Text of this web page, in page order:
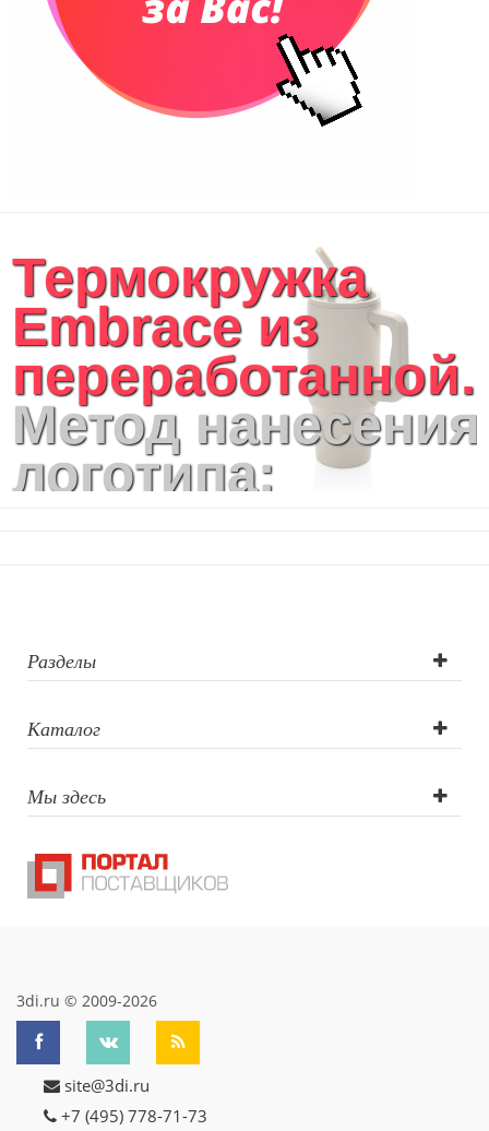
Термокружка
Embrace из
Метод нанесения
логотипа:
круговая
гравировка 360°
Разделы
Каталог
Мы здесь
3di.ru © 2009-2026
site@3di.ru
+7 (495) 778-71-73